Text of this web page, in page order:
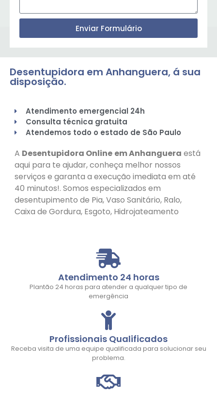
Enviar Formulário
Desentupidora em Anhanguera, á sua
disposição.
Atendimento emergencial 24h
Consulta técnica gratuita
Atendemos todo o estado de São Paulo
A Desentupidora Online em Anhanguera está
aqui para te ajudar, conheça melhor nossos
serviços e garanta a execução imediata em até
40 minutos!. Somos especializados em
desentupimento de Pia, Vaso Sanitário, Ralo,
Caixa de Gordura, Esgoto, Hidrojateamento
Atendimento 24 horas
Plantão 24 horas para atender a qualquer tipo de
emergência
Profissionais Qualificados
Receba visita de uma equipe qualificada para solucionar seu
problema.